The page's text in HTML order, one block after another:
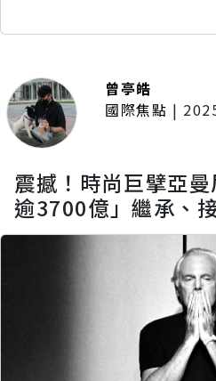
曾亭皓
國際焦點 |
震撼！時尚巨擘亞
逾3700億」繼承、